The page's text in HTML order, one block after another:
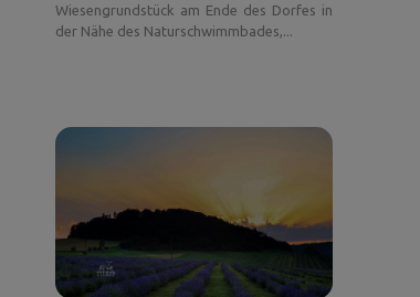
Wiesengrundstück am Ende des Dorfes in
der Nähe des Naturschwimmbades,...